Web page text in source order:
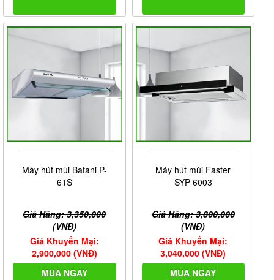
Máy hút mùi Batani P-
61S
Giá Hãng: 3,350,000
(VNĐ)
Giá Khuyến Mại:
2,900,000 (VNĐ)
MUA NGAY
Máy hút mùi Faster
SYP 6003
Giá Hãng: 3,800,000
(VNĐ)
Giá Khuyến Mại:
3,040,000 (VNĐ)
MUA NGAY